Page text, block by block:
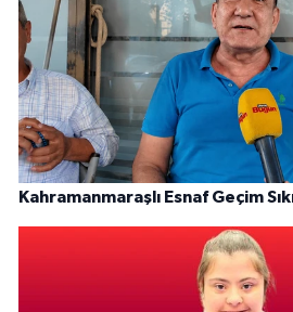
Kahramanmaraşlı Esnaf Geçim